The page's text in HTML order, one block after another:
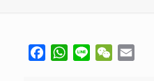
FacebookWhatsApp
Line WeChat